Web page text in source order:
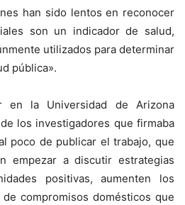
han sido lentos en reconocer
son un indicador de salud,
utilizados para determinar
pública».
en la Universidad de Arizona
los investigadores que firmaba
poco de publicar el trabajo, que
empezar a discutir estrategias
positivas, aumenten los
compromisos domésticos que